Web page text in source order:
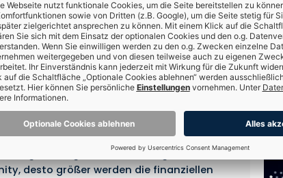
wächst täglich
zu einer Energie
desto größer werden die finanziellen